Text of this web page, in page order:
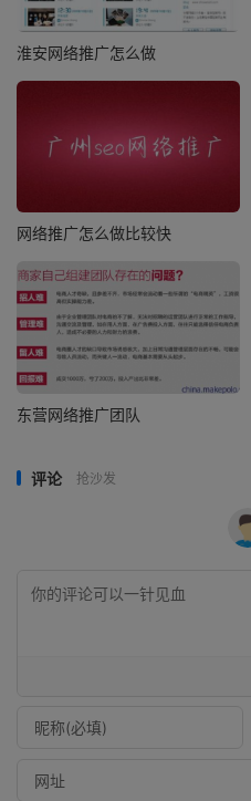
淮安网络推广怎么做
网络推广怎么做比较快
东营网络推广团队
评论 抢沙发